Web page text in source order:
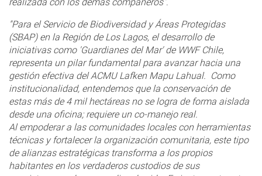
"Para el Servicio de Biodiversidad y Áreas Protegidas
(SBAP) en la Región de Los Lagos, el desarrollo de
iniciativas como 'Guardianes del Mar' de WWF Chile,
representa un pilar fundamental para avanzar hacia una
gestión efectiva del ACMU Lafken Mapu Lahual. Como
institucionalidad, entendemos que la conservación de
estas más de 4 mil hectáreas no se logra de forma aislada
desde una oficina; requiere un co-manejo real.
Al empoderar a las comunidades locales con herramientas
técnicas y fortalecer la organización comunitaria, este tipo
de alianzas estratégicas transforma a los propios
habitantes en los verdaderos custodios de sus